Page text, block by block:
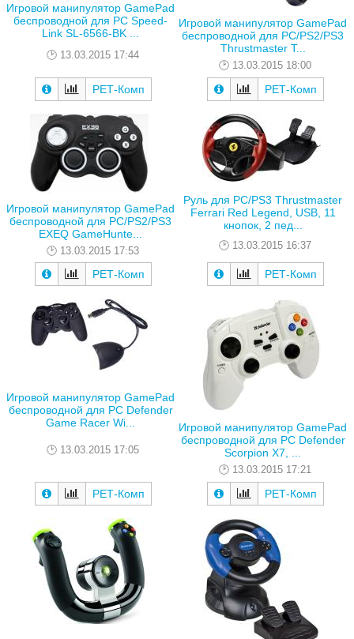
Игровой манипулятор GamePad
беспроводной для PC Speed-
Link SL-6566-BK ...
13.03.2015 17:44
РЕТ-Комп
Игровой манипулятор GamePad
беспроводной для PC/PS2/PS3
Thrustmaster T...
13.03.2015 18:00
РЕТ-Комп
Игровой манипулятор GamePad
беспроводной для PC/PS2/PS3
EXEQ GameHunte...
13.03.2015 17:53
РЕТ-Комп
Руль для PC/PS3 Thrustmaster
Ferrari Red Legend, USB, 11
кнопок, 2 пед...
13.03.2015 16:37
РЕТ-Комп
Игровой манипулятор GamePad
беспроводной для PC Defender
Game Racer Wi...
13.03.2015 17:05
РЕТ-Комп
Игровой манипулятор GamePad
беспроводной для PC Defender
Scorpion X7, ...
13.03.2015 17:21
РЕТ-Комп